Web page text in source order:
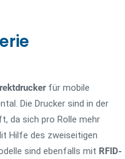
für mobile
Die Drucker sind in der
da sich pro Rolle mehr
Hilfe des zweiseitigen
sind ebenfalls mit RFID-